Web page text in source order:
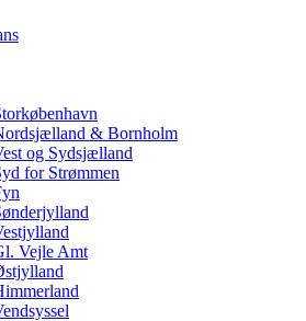
& Bornholm
og Sydsjælland
for Strømmen
Vejle Amt